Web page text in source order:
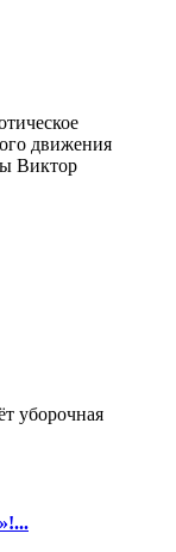
движения
Виктор
уборочная